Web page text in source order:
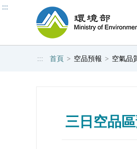
:::
中央監測
測站簡介
光化監測
儀器簡介
空氣品質預報
作業規範
預報作業規範
空品小百科
影響空氣品質的氣
::: 首頁 > 空品預報 > 空氣品
三日空品